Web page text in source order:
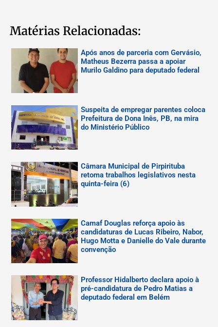
Matérias Relacionadas:
Após anos de parceria com Gervásio,
Matheus Bezerra passa a apoiar
Murilo Galdino para deputado federal
Suspeita de empregar parentes coloca
Prefeitura de Dona Inês, PB, na mira
do Ministério Público
Câmara Municipal de Pirpirituba
retoma trabalhos legislativos nesta
quinta-feira (6)
Camaf Douglas reforça apoio às
candidaturas de Lucas Ribeiro, Nabor,
Hugo Motta e Danielle do Vale durante
convenção
Professor Hidalberto declara apoio à
pré-candidatura de Pedro Matias a
deputado federal em Belém